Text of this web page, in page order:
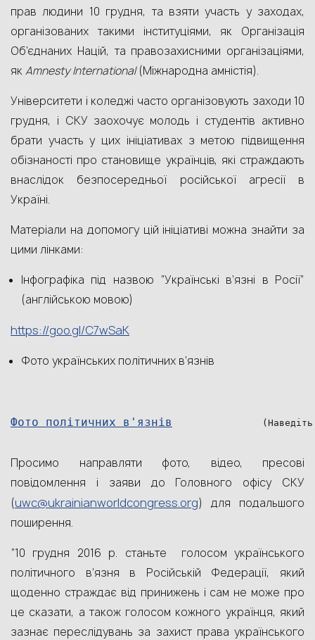
прав людини 10 грудня, та взяти участь у заходах,
організованих такими інституціями, як Організація
Об’єднаних Націй, та правозахисними організаціями,
якAmnestyInternational(Міжнародна амністія).
Університети і коледжі часто організовують заходи 10
грудня, і СКУ заохочує молодь і студентів активно
брати участь у цих ініціативах з метою підвищення
обізнаності про становище українців, які страждають
внаслідок безпосередньої російської агресії в
Україні.
Матеріали на допомогу цій ініціативі можна знайти за
цими лінками:
Інфографіка під назвою “Українські в’язні в Росії”
(англійською мовою)
https://goo.gl/C7wSaK
Фото українських політичних в’язнів
Фото політичних в'язнів
Просимо направляти фото, відео, пресові
повідомлення і заяви до Головного офісу СКУ
(uwc@ukrainianworldcongress.org) для подальшого
поширення.
“10 грудня 2016 р. станьте голосом українського
політичного в’язня в Російській Федерації, який
щоденно страждає від принижень і сам не може про
це сказати, а також голосом кожного українця, який
зазнає переслідувань за захист права українського